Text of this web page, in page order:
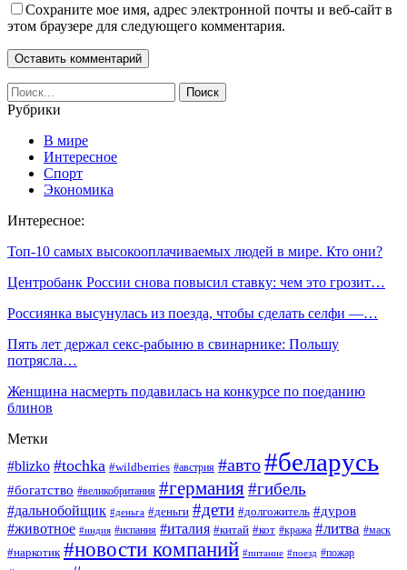
Сохраните мое имя, адрес электронной почты и веб-сайт в
этом браузере для следующего комментария.
Рубрики
В мире
Интересное
Спорт
Экономика
Интересное:
Топ-10 самых высокооплачиваемых людей в мире. Кто они?
Центробанк России снова повысил ставку: чем это грозит…
Россиянка высунулась из поезда, чтобы сделать селфи —…
Пять лет держал секс-рабыню в свинарнике: Польшу
потрясла…
Женщина насмерть подавилась на конкурсе по поеданию
блинов
Метки
#blizko #tochka #wildberries #австрия #авто#беларусь
#богатство #великобритания #германия#гибель
#дальнобойщик #деньга #деньги #дети #долгожитель #дуров
#животное #индия #испания #италия #китай #кот #кража #литва #маск
#наркотик #новости компаний #питание #поезд #пожар